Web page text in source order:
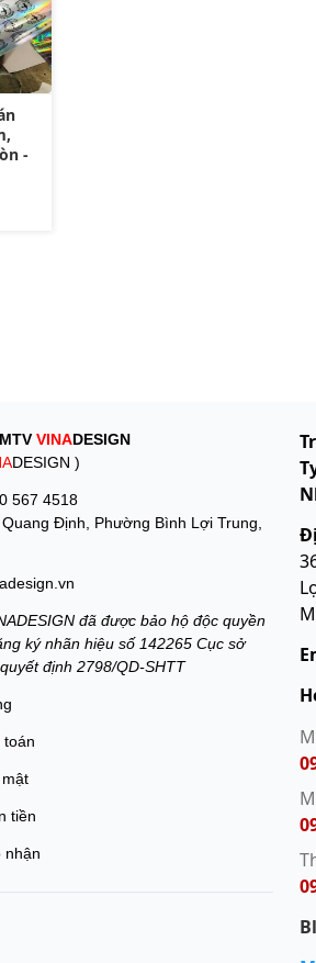
-
VINADESIGN
DESIGN )
567 4518
Định, Phường Bình Lợi Trung,
đã được bảo hộ độc quyền
ký nhãn hiệu số 142265 Cục sở
định 2798/QD-SHTT
toán
tiền
nhận